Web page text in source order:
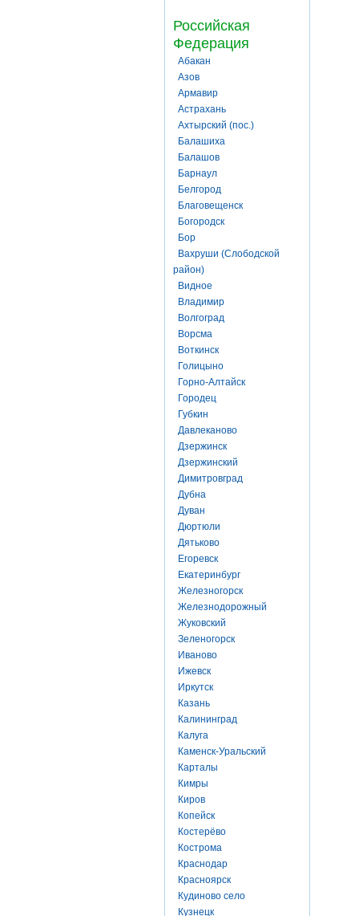
Российская
Федерация
Абакан
Азов
Армавир
Астрахань
Ахтырский (пос.)
Балашиха
Балашов
Барнаул
Белгород
Благовещенск
Богородск
Бор
Вахруши (Слободской
район)
Видное
Владимир
Волгоград
Ворсма
Воткинск
Голицыно
Горно-Алтайск
Городец
Губкин
Давлеканово
Дзержинск
Дзержинский
Димитровград
Дубна
Дуван
Дюртюли
Дятьково
Егоревск
Екатеринбург
Железногорск
Железнодорожный
Жуковский
Зеленогорск
Иваново
Ижевск
Иркутск
Казань
Калининград
Калуга
Каменск-Уральский
Карталы
Кимры
Киров
Копейск
Костерёво
Кострома
Краснодар
Красноярск
Кудиново село
Кузнецк